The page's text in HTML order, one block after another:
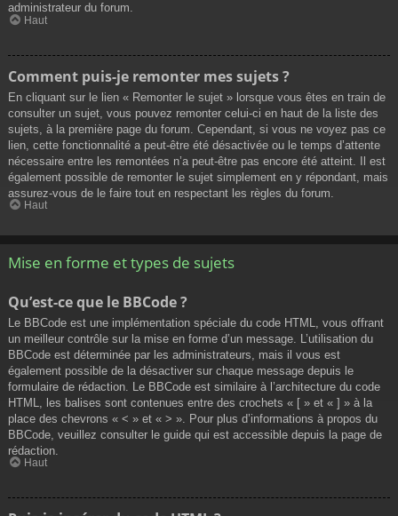
administrateur du forum.
Haut
Comment puis-je remonter mes sujets ?
En cliquant sur le lien « Remonter le sujet » lorsque vous êtes en train de
consulter un sujet, vous pouvez remonter celui-ci en haut de la liste des
sujets, à la première page du forum. Cependant, si vous ne voyez pas ce
lien, cette fonctionnalité a peut-être été désactivée ou le temps d’attente
nécessaire entre les remontées n’a peut-être pas encore été atteint. Il est
également possible de remonter le sujet simplement en y répondant, mais
assurez-vous de le faire tout en respectant les règles du forum.
Haut
Mise en forme et types de sujets
Qu’est-ce que le BBCode ?
Le BBCode est une implémentation spéciale du code HTML, vous offrant
un meilleur contrôle sur la mise en forme d’un message. L’utilisation du
BBCode est déterminée par les administrateurs, mais il vous est
également possible de la désactiver sur chaque message depuis le
formulaire de rédaction. Le BBCode est similaire à l’architecture du code
HTML, les balises sont contenues entre des crochets « [ » et « ] » à la
place des chevrons « < » et « > ». Pour plus d’informations à propos du
BBCode, veuillez consulter le guide qui est accessible depuis la page de
rédaction.
Haut